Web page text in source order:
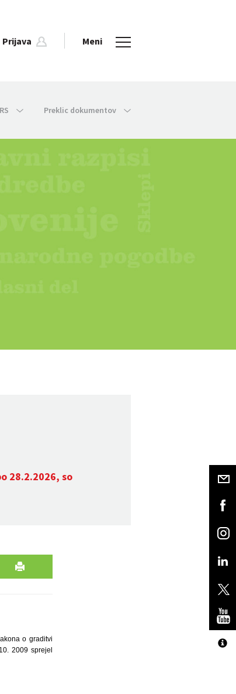
Prijava Meni
Preklic dokumentov
28.2.2026, so
o graditvi
2009 sprejel